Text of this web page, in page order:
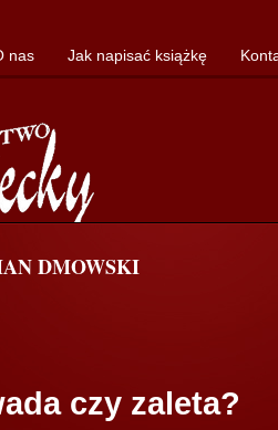
nas Jak napisać książkę
DMOWSKI
czy zaleta?